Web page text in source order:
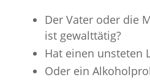
Der Vater oder die
ist gewalttätig?
Hat einen unsteten
Oder ein